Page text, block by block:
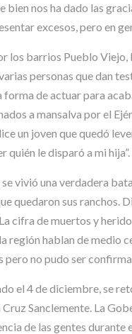
bien nos ha dado las
excesos, pero en
los barrios Pueblo
personas que dan
forma de actuar para
a mansalva por el
un joven que quedó
quién le disparó a mi hija”.
vivió una verdadera
quedaron sus
cifra de muertos y
región hablan de medio
pero no pudo ser
el 4 de diciembre, se
Sanclemente. La
de las gentes